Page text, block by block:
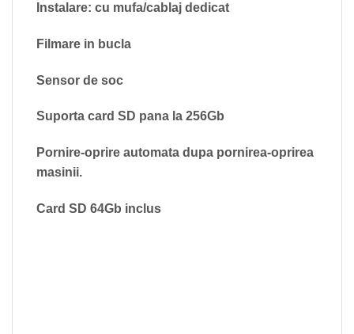
Instalare: cu mufa/cablaj dedicat
Filmare in bucla
Sensor de soc
Suporta card SD pana la 256Gb
Pornire-oprire automata dupa pornirea-oprirea
masinii.
Card SD 64Gb inclus